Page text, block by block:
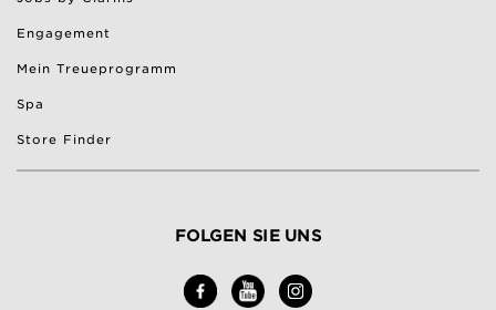
Engagement
Mein Treueprogramm
Spa
Store Finder
FOLGEN SIE UNS